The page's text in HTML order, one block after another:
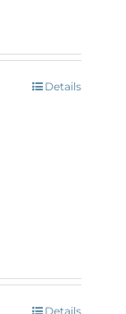
Details
Details